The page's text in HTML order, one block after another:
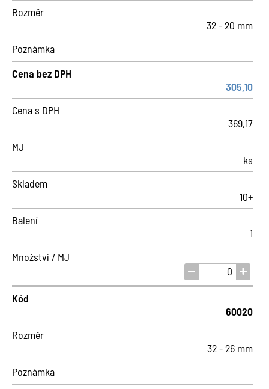
Rozměr
32 - 20 mm
Poznámka
Cena bez DPH
305,10
Cena s DPH
369,17
MJ
ks
Skladem
10+
Balení
1
Množství / MJ
Kód
60020
Rozměr
32 - 26 mm
Poznámka